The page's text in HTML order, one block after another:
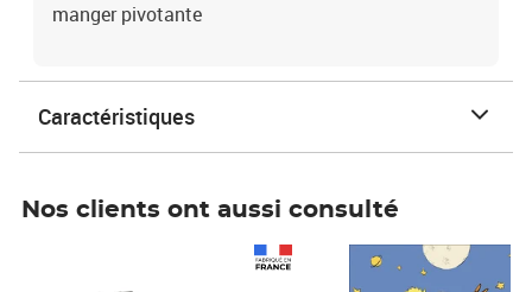
manger pivotante
Caractéristiques
Nos clients ont aussi consulté
Prix 7,50€